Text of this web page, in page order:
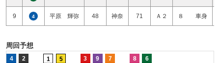
9 4 平原 輝弥 48 神奈 71 Ａ２ ８ 車身
周回予想
4 2 1 5 3 9 7 8 6